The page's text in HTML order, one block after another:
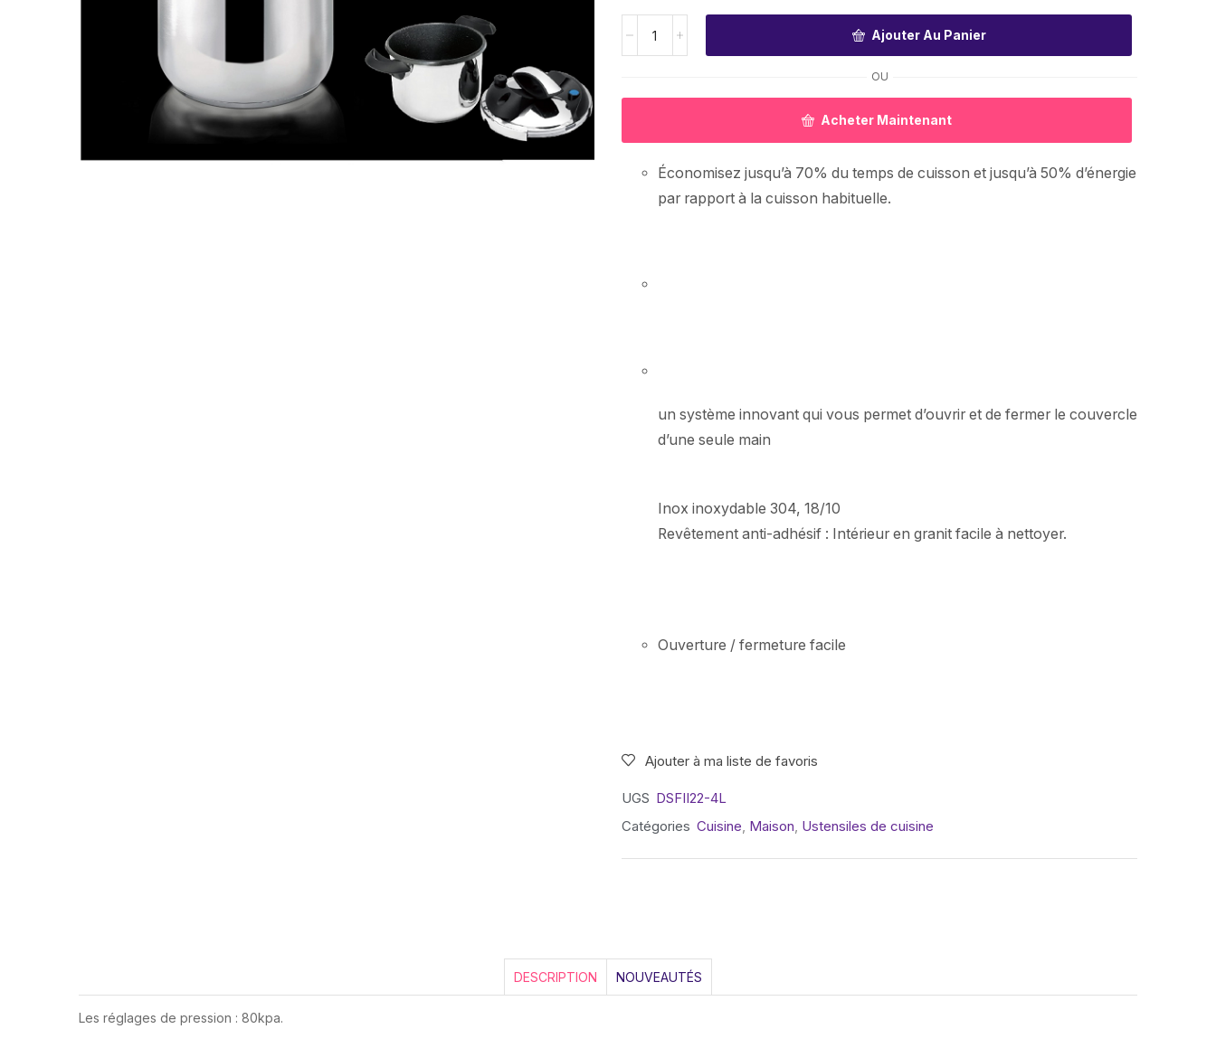
Ajouter Au Panier
OU
Acheter Maintenant
Économisez jusqu’à 70% du temps de cuisson et jusqu’à 50% d’énergie
par rapport à la cuisson habituelle.
un système innovant qui vous permet d’ouvrir et de fermer le couvercle
d’une seule main
Inox inoxydable 304, 18/10
Revêtement anti-adhésif : Intérieur en granit facile à nettoyer.
Ouverture / fermeture facile
Ajouter à ma liste de favoris
UGS DSFII22-4L
Catégories Cuisine, Maison, Ustensiles de cuisine
DESCRIPTION NOUVEAUTÉS
Les réglages de pression : 80kpa.